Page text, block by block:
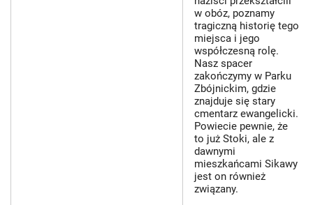
w obóz, poznamy
tragiczną historię tego
miejsca i jego
współczesną rolę.
Nasz spacer
zakończymy w Parku
Zbójnickim, gdzie
znajduje się stary
cmentarz ewangelicki.
Powiecie pewnie, że
to już Stoki, ale z
dawnymi
mieszkańcami Sikawy
jest on również
związany.